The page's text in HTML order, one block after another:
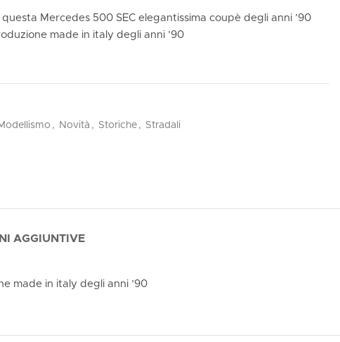
questa Mercedes 500 SEC elegantissima coupè degli anni ’90
made in italy degli anni ’90
, Novità , Storiche , Stradali
AGGIUNTIVE
made in italy degli anni ’90